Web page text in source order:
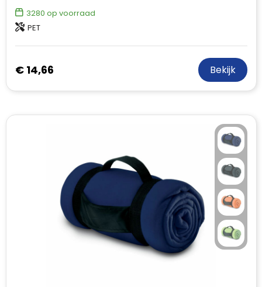
3280 op voorraad
PET
€ 14,66 Bekijk